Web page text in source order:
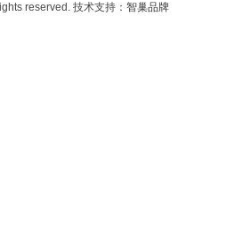
reserved. 技术支持： 智巢品牌